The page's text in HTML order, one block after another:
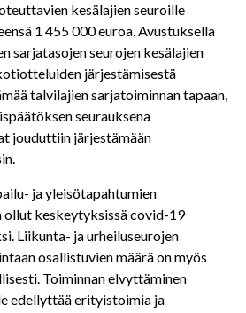
kesälajien seuroille
1 455 000 euroa. Avustuksella
sarjatasojen seurojen kesälajien
järjestämisestä
talvilajien sarjatoiminnan tapaan,
seurauksena
jouduttiin järjestämään
ja yleisötapahtumien
ollut keskeytyksissä covid-19
Liikunta- ja urheiluseurojen
osallistuvien määrä on myös
Toiminnan elvyttäminen
edellyttää erityistoimia ja